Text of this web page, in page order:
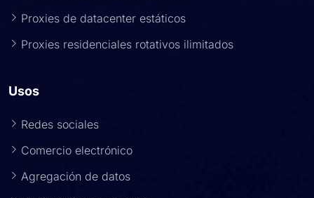
Proxies de datacenter estáticos
Proxies residenciales rotativos ilimitados
Usos
Redes sociales
Comercio electrónico
Agregación de datos